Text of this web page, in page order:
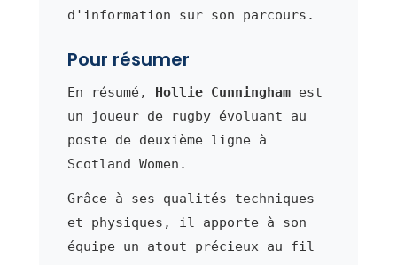
d'information sur son parcours.
Pour résumer
En résumé, Hollie Cunninghamest
un joueur de rugby évoluant au
poste de deuxième ligne à
Scotland Women.
Grâce à ses qualités techniques
et physiques, il apporte à son
équipe un atout précieux au fil